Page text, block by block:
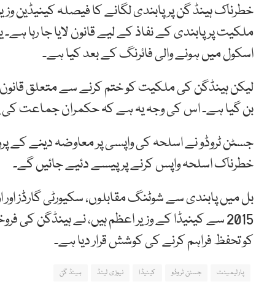
خطرناک ہینڈ گن پر پابندی لگانے کا فیصلہ کینیڈین
ملکیت پر پابندی کے نفاذ کے لیے قانون لایا جا رہا
اسکول میں ہونے والی فائرنگ کے بعد کیا ہے۔
لیکن ہینڈگن کی ملکیت کو ختم کرنے سے متعلق
بن گیا ہے۔ اس کی وجہ یہ ہے کہ حکمران جماعت کی
جسٹن ٹروڈو نے اسلحہ کی واپسی پر معاوضہ دینے کے
خطرناک اسلحہ واپس کرنے پر پیسے دئیے جائیں گے۔
بل میں پابندی سے شوٹنگ مقابلوں، سکیورٹی گارڈز
2015 سے کینیڈا کے وزیر اعظم ہیں، نے ہینڈگن کی
کو تحفظ فراہم کرنے کی کوشش قرار دیا ہے۔
پارلیمینٹ جسٹن ٹروڈو کینیڈا نیوزی لینڈ ہینڈ گن